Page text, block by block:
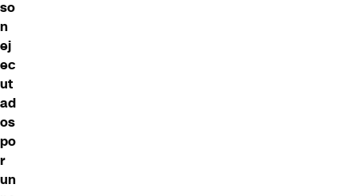
so
n
ej
ec
ut
ad
os
po
r
un